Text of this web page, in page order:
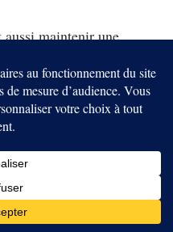
maintenir une
continuerait de peser
le récit du BTC,
son prix.
un nouveau rallye
à la fois de la peur
la quantité de liquidités